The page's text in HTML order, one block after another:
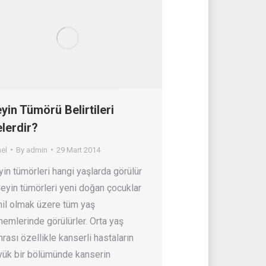
Tümörü Belirtileri
By admin 29 Mart 2014
tümörleri hangi yaşlarda görülür
tümörleri yeni doğan çocuklar
olmak üzere tüm yaş
görülürler. Orta yaş
özellikle kanserli hastaların
bir bölümünde kanserin